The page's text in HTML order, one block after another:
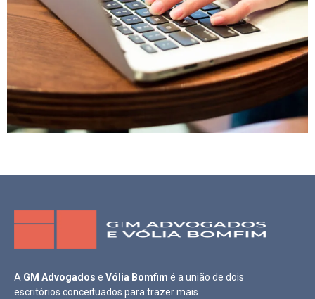
A GM Advogados e Vólia Bomfim é a união de dois
escritórios conceituados para trazer mais